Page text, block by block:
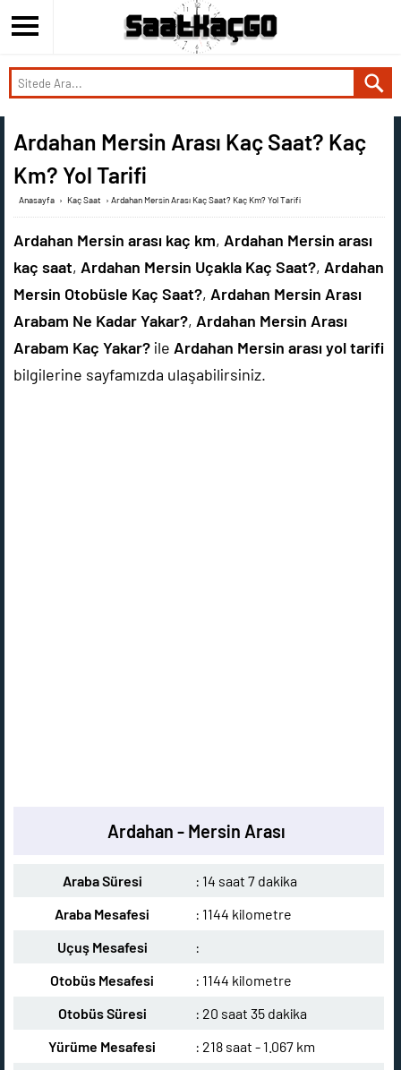
Ardahan Mersin Arası Kaç Saat? Kaç
Km? Yol Tarifi
Anasayfa › Kaç Saat › Ardahan Mersin Arası Kaç Saat? Kaç Km? Yol Tarifi
Ardahan Mersin arası kaç km, Ardahan Mersin arası
kaç saat, Ardahan Mersin Uçakla Kaç Saat?, Ardahan
Mersin Otobüsle Kaç Saat?, Ardahan Mersin Arası
Arabam Ne Kadar Yakar?, Ardahan Mersin Arası
Arabam Kaç Yakar? ile Ardahan Mersin arası yol tarifi
bilgilerine sayfamızda ulaşabilirsiniz.
Ardahan - Mersin Arası
Araba Süresi
: 14 saat 7 dakika
Araba Mesafesi
: 1144 kilometre
Uçuş Mesafesi
:
Otobüs Mesafesi
: 1144 kilometre
Otobüs Süresi
: 20 saat 35 dakika
Yürüme Mesafesi
: 218 saat - 1.067 km